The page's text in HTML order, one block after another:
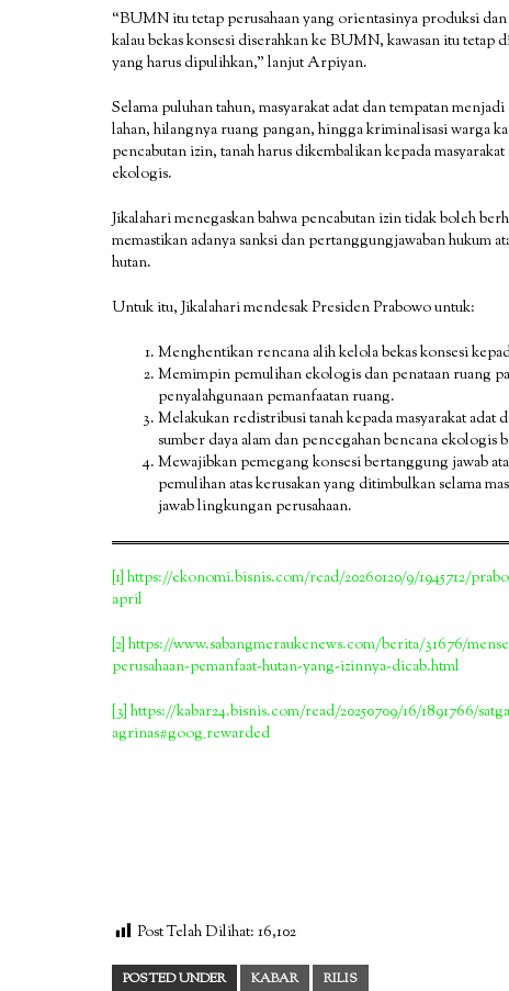
“BUMN itu tetap perusahaan yang orientasinya produksi
kalau bekas konsesi diserahkan ke BUMN, kawasan itu
yang harus dipulihkan,” lanjut Arpiyan.
Selama puluhan tahun, masyarakat adat dan tempatan
lahan, hilangnya ruang pangan, hingga kriminalisasi warga
pencabutan izin, tanah harus dikembalikan kepada
ekologis.
Jikalahari menegaskan bahwa pencabutan izin tidak boleh
memastikan adanya sanksi dan pertanggungjawaban hukum
hutan.
Untuk itu, Jikalahari mendesak Presiden Prabowo untuk:
Menghentikan rencana alih kelola bekas konsesi
Memimpin pemulihan ekologis dan penataan ruang
penyalahgunaan pemanfaatan ruang.
Melakukan redistribusi tanah kepada masyarakat adat
sumber daya alam dan pencegahan bencana ekologis
Mewajibkan pemegang konsesi bertanggung jawab
pemulihan atas kerusakan yang ditimbulkan selama
jawab lingkungan perusahaan.
[1] https://ekonomi.bisnis.com/read/20260120/9/1945712/
april
[2] https://www.sabangmeraukenews.com/berita/31676/
perusahaan-pemanfaat-hutan-yang-izinnya-dicab.html
[3] https://kabar24.bisnis.com/read/20250709/16/1891766/
agrinas#goog_rewarded
Post Telah Dilihat: 16,102
POSTED UNDER KABAR
RILIS